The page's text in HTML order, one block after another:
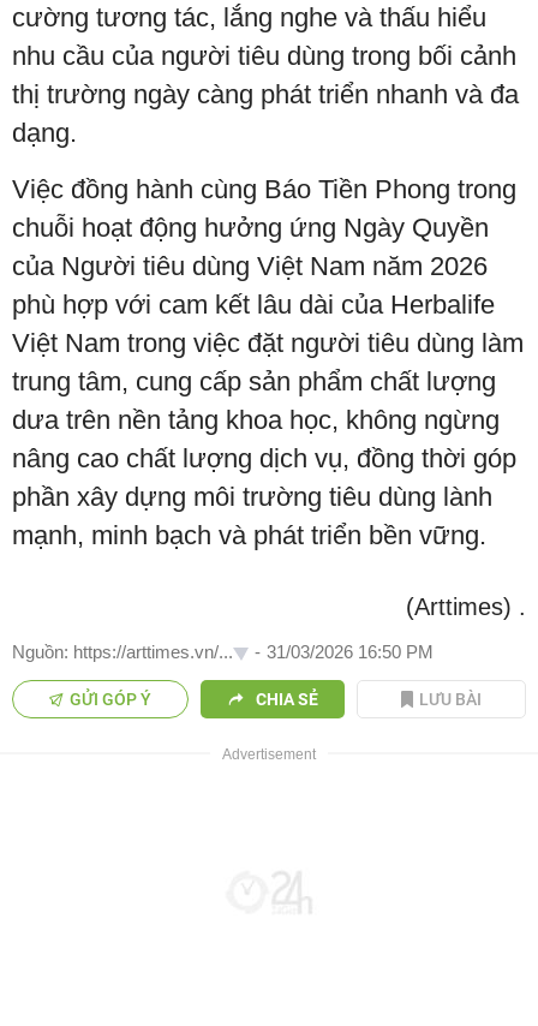
cường tương tác, lắng nghe và thấu hiểu
nhu cầu của người tiêu dùng trong bối cảnh
thị trường ngày càng phát triển nhanh và đa
dạng.
Việc đồng hành cùng Báo Tiền Phong trong
chuỗi hoạt động hưởng ứng Ngày Quyền
của Người tiêu dùng Việt Nam năm 2026
phù hợp với cam kết lâu dài của Herbalife
Việt Nam trong việc đặt người tiêu dùng làm
trung tâm, cung cấp sản phẩm chất lượng
dưa trên nền tảng khoa học, không ngừng
nâng cao chất lượng dịch vụ, đồng thời góp
phần xây dựng môi trường tiêu dùng lành
mạnh, minh bạch và phát triển bền vững.
(Arttimes) .
Nguồn: https://arttimes.vn/... - 31/03/2026 16:50 PM
GỬI GÓP Ý CHIA SẺ LƯU BÀI